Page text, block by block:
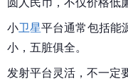
小卫星平台通常包括能
小，五脏俱全。
发射平台灵活，不一定